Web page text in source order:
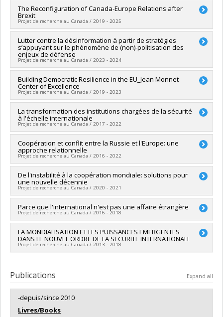
Funding sources:Commission européenne (La)
Grant programs:
Lead researcher : Frédéric Mérand
Co-researchers :
Catherine Hoeffler
Funding sources:
Grant programs:PV153480-Subventions de développement
Savoir
The Reconfiguration of Canada-Europe Relations after
Brexit
Projet de recherche au Canada / 2019 - 2025
Lead researcher : Achim Hurrelmann
Co-researchers : Frédéric Mérand
Funding sources:CRSH/Conseil de recherches en sciences
humaines du Canada
Grant programs:PVXXXXXX-Subvention Savoir
Lutter contre la désinformation à partir de stratégies
s’appuyant sur le phénomène de (non)-politisation des
enjeux de défense
Projet de recherche au Canada / 2023 - 2024
Lead researcher :Laurent Borzillo
Co-researchers :Frédéric Mérand
Funding sources:
Building Democratic Resilience in the EU_Jean Monnet
Center of Excellence
Projet de recherche au Canada / 2019 - 2023
Lead researcher : Laurie Beaudonnet
Co-researchers : Frédéric Mérand,
Funding sources:
La transformation des institutions chargées de la sécurité
à l'échelle internationale
Projet de recherche au Canada / 2017 - 2022
Lead researcher :T. V. Paul
Co-researchers : Frédéric Mérand
Funding sources:
Grant programs:PVXXXXXX-(SE) Programme Soutien aux
équipes de recherche - Stade de développement :
Renouvellement
Coopération et conflit entre la Russie et l'Europe: une
approche relationnelle
Projet de recherche au Canada / 2016 - 2022
Lead researcher : Magdalena Dembinska
Co-researchers :Frédéric Mérand
Funding sources:
Grant programs:PVXXXXXX-Subvention Savoir
De l'instabilité à la coopération mondiale: solutions pour
une nouvelle décennie
Projet de recherche au Canada / 2020 - 2021
Lead researcher : Frédéric Mérand
Co-researchers : Marie-Joëlle Zahar
Funding sources:CRSH/Conseil de recherches en sciences
humaines du Canada
Grant programs:PV152160-Subvention Connexion
Parce que l'international n'est pas une affaire étrangère
Projet de recherche au Canada / 2016 - 2018
Lead researcher :Frédéric Mérand
Co-researchers : Jano Bourgeois
Funding sources:
LA MONDIALISATION ET LES PUISSANCES EMERGENTES
DANS LE NOUVEL ORDRE DE LA SECURITE INTERNATIONALE
Projet de recherche au Canada / 2013 - 2018
Co-researchers :
Funding sources:FRQSC/Fonds de recherche du Québec -
Société et culture (FQRSC)
Grant programs:PVXXXXXX-(SE) Programme Soutien aux
équipes de recherche - Stade de développement :
Publications Expand all
-depuis/since 2010
Livres/Books